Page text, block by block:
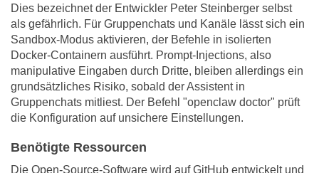
Dies bezeichnet der Entwickler Peter Steinberger selbst
als gefährlich. Für Gruppenchats und Kanäle lässt sich ein
Sandbox-Modus aktivieren, der Befehle in isolierten
Docker-Containern ausführt. Prompt-Injections, also
manipulative Eingaben durch Dritte, bleiben allerdings ein
grundsätzliches Risiko, sobald der Assistent in
Gruppenchats mitliest. Der Befehl "openclaw doctor" prüft
die Konfiguration auf unsichere Einstellungen.
Benötigte Ressourcen
Die Open-Source-Software wird auf GitHub entwickelt und